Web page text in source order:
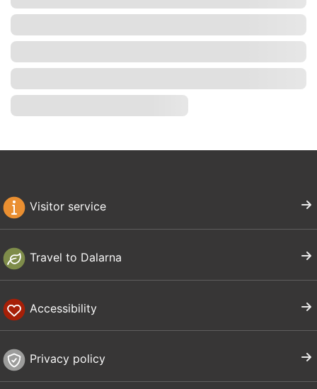
Visitor service
Travel to Dalarna
Accessibility
Privacy policy